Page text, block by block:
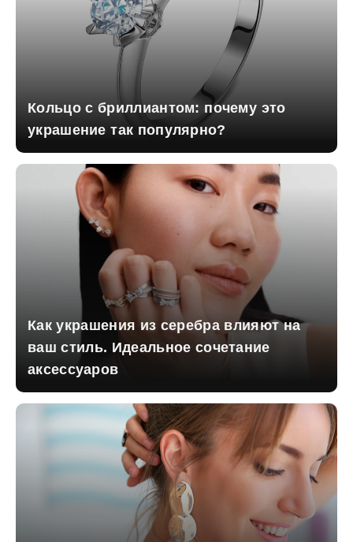
Кольцо с бриллиантом: почему это
украшение так популярно?
Как украшения из серебра влияют на
ваш стиль. Идеальное сочетание
аксессуаров